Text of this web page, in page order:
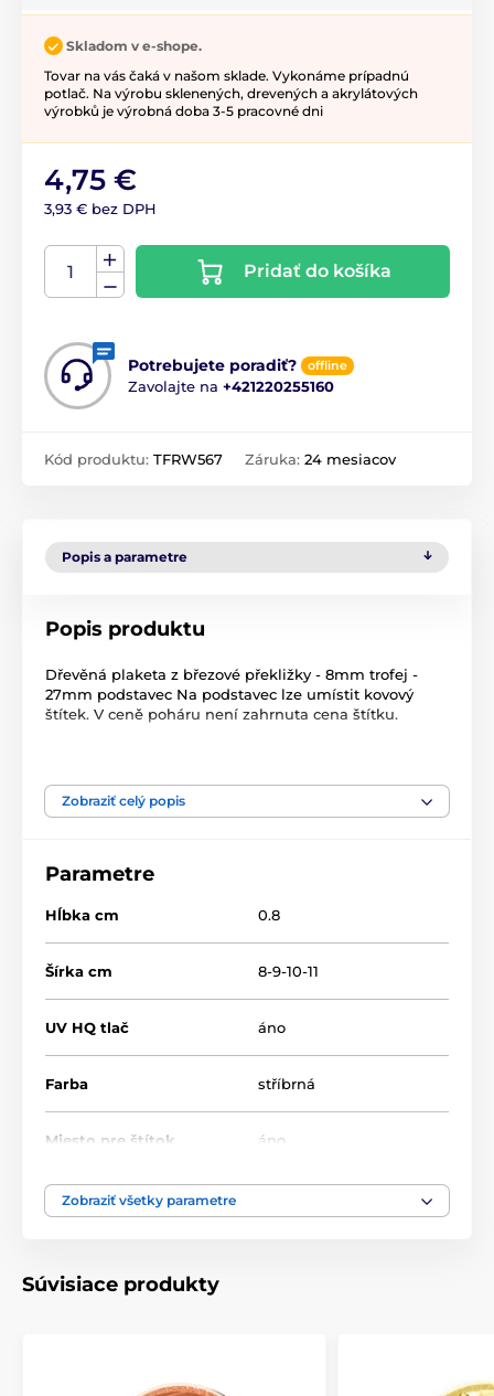
Skladom v e-shope.
Tovar na vás čaká v našom sklade. Vykonáme prípadnú
potlač. Na výrobu sklenených, drevených a akrylátových
výrobků je výrobná doba 3-5 pracovné dni
4,75 €
3,93 € bez DPH
Pridať do košíka
Potrebujete poradiť? offline
Zavolajte na +421220255160
Kód produktu: TFRW567 Záruka: 24 mesiacov
Popis a parametre
Popis produktu
Dřevěná plaketa z březové překližky - 8mm trofej -
27mm podstavec Na podstavec lze umístit kovový
štítek. V ceně poháru není zahrnuta cena štítku.
Netball Drevené trofeje
Zobraziť celý popis
Parametre
Hĺbka cm 0.8
Šírka cm 8-9-10-11
UV HQ tlač áno
Farba stříbrná
Miesto pre štítok áno
Výška cm
Zobraziť všetky parametre
Súvisiace produkty